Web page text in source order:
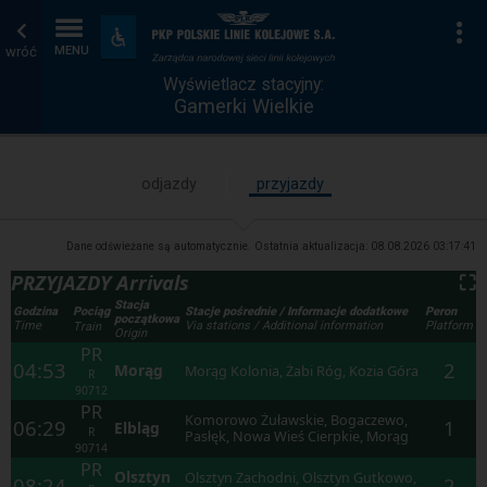
wróć MENU
Dostępność
i
udogodnienia
Wyświetlacz
stacyjny
Strona
główna
Wyświetlacz stacyjny:
Gamerki Wielkie
odjazdy przyjazdy
Dane odświeżane są automatycznie. Ostatnia aktualizacja: 08.08.2026 03:17:41
PRZYJAZDY Arrivals ⛶
Godzina
Time
Pociąg
Train
Stacja
początkowa
Origin
Stacje pośrednie / Informacje dodatkowe
Via stations / Additional information
Peron
Platform
04:53
PR
R
90712
Morąg Morąg Kolonia, Żabi Róg, Kozia Góra 2
06:29
PR
R
90714
Elbląg
Komorowo Żuławskie, Bogaczewo,
Pasłęk, Nowa Wieś Cierpkie, Morąg
1
PR
Olsztyn
Olsztyn Zachodni, Olsztyn Gutkowo,